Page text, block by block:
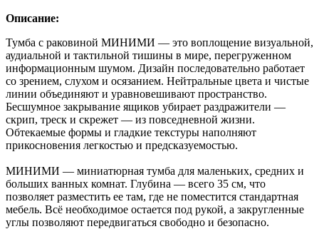
Описание:
Тумба с раковиной МИНИМИ — это воплощение визуальной,
аудиальной и тактильной тишины в мире, перегруженном
информационным шумом. Дизайн последовательно работает
со зрением, слухом и осязанием. Нейтральные цвета и чистые
линии объединяют и уравновешивают пространство.
Бесшумное закрывание ящиков убирает раздражители —
скрип, треск и скрежет — из повседневной жизни.
Обтекаемые формы и гладкие текстуры наполняют
прикосновения легкостью и предсказуемостью.
МИНИМИ — миниатюрная тумба для маленьких, средних и
больших ванных комнат. Глубина — всего 35 см, что
позволяет разместить ее там, где не поместится стандартная
мебель. Всё необходимое остается под рукой, а закругленные
углы позволяют передвигаться свободно и безопасно.